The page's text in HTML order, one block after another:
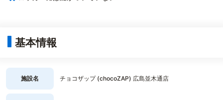
基本情報
施設名 チョコザップ (chocoZAP) 広島並木通店